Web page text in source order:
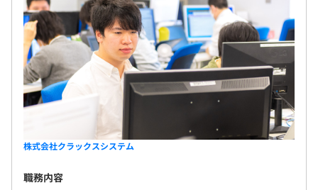
株式会社クラックスシステム
職務内容